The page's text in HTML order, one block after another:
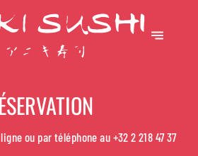
ou par téléphone au +32 2 218 47 37